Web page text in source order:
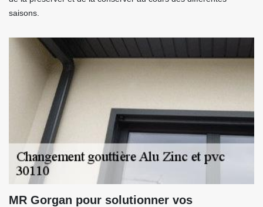
saisons.
MR Gorgan pour solutionner vos